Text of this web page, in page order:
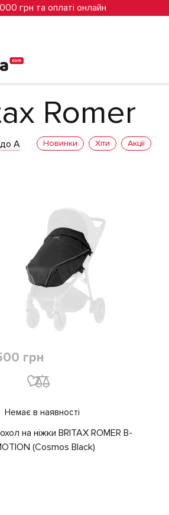
грн та оплаті онлайн
Romer
до А Новинки Хіти Акції
грн
Немає в наявності
на ніжки BRITAX ROMER B-
(Cosmos Black)